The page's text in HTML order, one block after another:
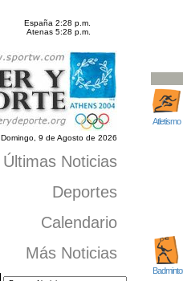
España 2:28 p.m.
Atenas 5:28 p.m.
Domingo, 9 de Agosto de 2026
Últimas Noticias
Deportes
Calendario
Más Noticias
Atletismo